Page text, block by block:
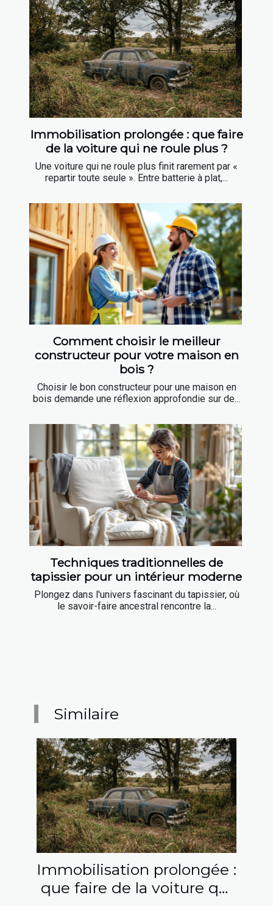
Immobilisation prolongée : que faire
de la voiture qui ne roule plus ?
Une voiture qui ne roule plus finit rarement par «
repartir toute seule ». Entre batterie à plat,...
Comment choisir le meilleur
constructeur pour votre maison en
bois ?
Choisir le bon constructeur pour une maison en
bois demande une réflexion approfondie sur de...
Techniques traditionnelles de
tapissier pour un intérieur moderne
Plongez dans l'univers fascinant du tapissier, où
le savoir-faire ancestral rencontre la...
Similaire
Immobilisation prolongée :
que faire de la voiture qui